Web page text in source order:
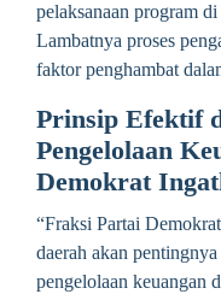
pelaksanaan program
Lambatnya proses
faktor penghambat
Prinsip Efektif
Pengelolaan
Demokrat
“Fraksi Partai
daerah akan
pengelolaan keuangan